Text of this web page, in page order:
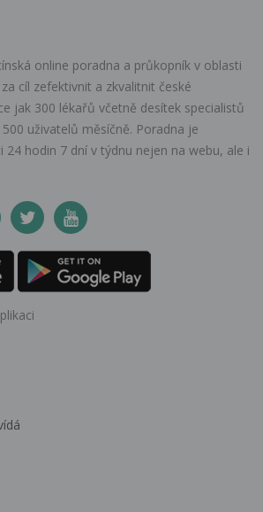
online poradna a průkopník v oblasti
cíl zefektivnit a zkvalitnit české
jak 300 lékařů včetně desítek specialistů
uživatelů měsíčně. Poradna je
24 hodin 7 dní v týdnu nejen na webu, ale i